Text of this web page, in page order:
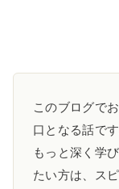
このブログで
口となる話です
もっと深く学
たい方は、ス